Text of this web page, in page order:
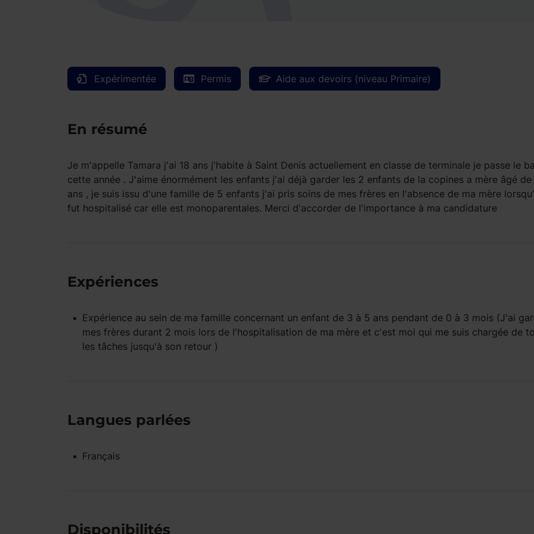
Expérimentée Permis Aide aux devoirs (niveau Primaire)
En résumé
Je m'appelle Tamara j'ai 18 ans j'habite à Saint Denis actuellement en classe de terminale je passe le
cette année . J'aime énormément les enfants j'ai déjà garder les 2 enfants de la copines a mère âgé
ans , je suis issu d'une famille de 5 enfants j'ai pris soins de mes frères en l'absence de ma mère
fut hospitalisé car elle est monoparentales. Merci d'accorder de l'importance à ma candidature
Expériences
Expérience au sein de ma familleconcernant un enfant de 3 à 5 anspendant de 0 à 3 mois(J'ai
mes frères durant 2 mois lors de l'hospitalisation de ma mère et c'est moi qui me suis chargée de
les tâches jusqu'à son retour )
Langues parlées
Français
Disponibilités